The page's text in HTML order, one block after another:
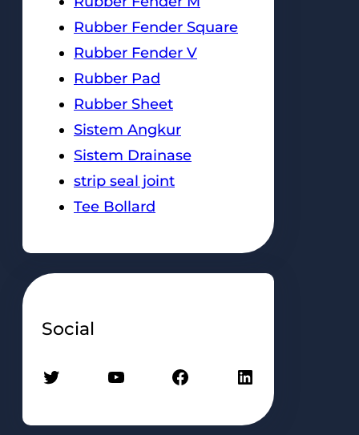
Rubber Fender Square
Rubber Fender V
Rubber Pad
Rubber Sheet
Sistem Angkur
Sistem Drainase
strip seal joint
Tee Bollard
Social
Twitter YouTube Facebook LinkedIn